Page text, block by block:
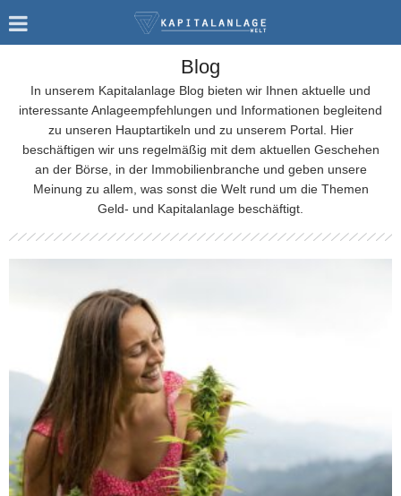
Blog
In unserem Kapitalanlage Blog bieten wir Ihnen aktuelle und
interessante Anlageempfehlungen und Informationen begleitend
zu unseren Hauptartikeln und zu unserem Portal. Hier
beschäftigen wir uns regelmäßig mit dem aktuellen Geschehen
an der Börse, in der Immobilienbranche und geben unsere
Meinung zu allem, was sonst die Welt rund um die Themen
Geld- und Kapitalanlage beschäftigt.